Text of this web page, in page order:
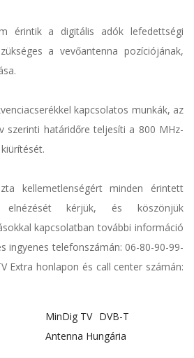
érintik a digitális adók lefedettségi
a vevőantenna pozíciójának,
kapcsolatos munkák, az
szerinti határidőre teljesíti a 800 MHz-
kellemetlenségért minden érintett
elnézését kérjük, és köszönjük
kapcsolatban további információ
ingyenes telefonszámán: 06-80-90-99-
Extra honlapon és call center számán:
MinDig TV DVB-T
Antenna Hungária